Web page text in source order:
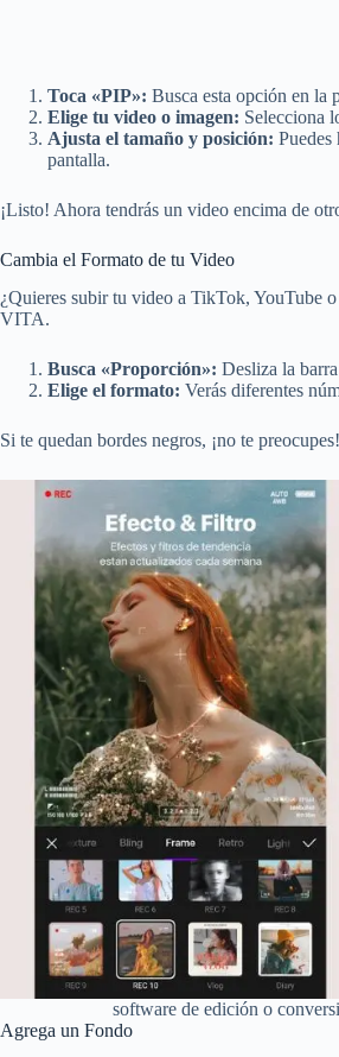
Toca «PIP»: Busca esta opción en la
Elige tu video o imagen: Selecciona
Ajusta el tamaño y posición: Puedes
pantalla.
¡Listo! Ahora tendrás un video encima de
Cambia el Formato de tu Video
¿Quieres subir tu video a TikTok, YouTube
VITA.
Busca «Proporción»: Desliza la
Elige el formato: Verás diferentes
Si te quedan bordes negros, ¡no te
software de edición o
Agrega un Fondo